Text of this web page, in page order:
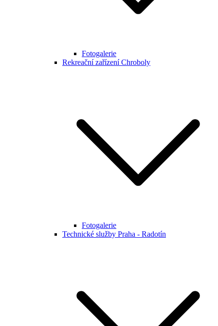
Fotogalerie
Rekreační zařízení Chroboly
Fotogalerie
Technické služby Praha - Radotín